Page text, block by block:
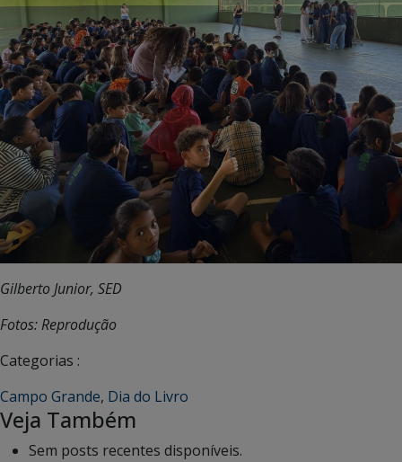
Gilberto Junior, SED
Fotos: Reprodução
Categorias :
Campo Grande, Dia do Livro
Veja Também
Sem posts recentes disponíveis.